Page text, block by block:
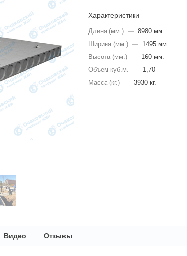
Характеристики
Длина (мм.) — 8980 мм.
Ширина (мм.) —
1495 мм.
Высота (мм.) —
160 мм.
Объем куб.м. —
1,70
Масса (кг.) — 3930 кг.
Видео Отзывы